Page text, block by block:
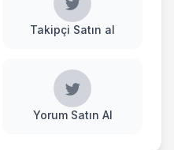
Takipçi Satın al
Yorum Satın Al